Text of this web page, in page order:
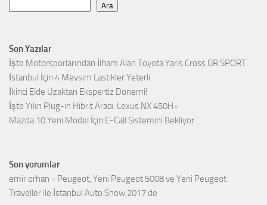
Ara
Son Yazılar
İşte Motorsporlarından İlham Alan Toyota Yaris Cross GR SPORT
İstanbul İçin 4 Mevsim Lastikler Yeterli
İkinci Elde Uzaktan Ekspertiz Dönemi!
İşte Yılın Plug-in Hibrit Aracı: Lexus NX 450H+
Mazda 10 Yeni Model İçin E-Call Sistemini Bekliyor
Son yorumlar
emir orhan - Peugeot, Yeni Peugeot 5008 ve Yeni Peugeot
Traveller ile İstanbul Auto Show 2017’de